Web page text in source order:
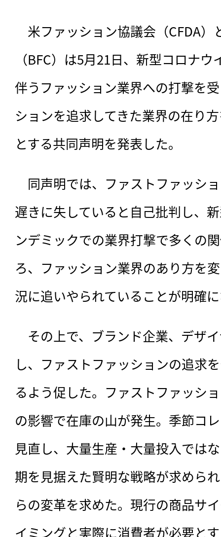
米ファッション協議会（CFDA）
（BFC）は5月21日、新型コロナ
伴うファッション業界への打撃を
ションを追求してきた業界の在り
とする共同声明を発表した。
同声明では、ファストファッシ
遅きに失していると自己批判し、
ンデミックでの業界打撃で多くの
ろ、ファッション業界のあり方を
況に追いやられていることが明確
その上で、ブランド企業、デザ
し、ファストファッションの追求
るよう促した。ファストファッシ
の影響で在庫の山が発生。季節コ
見直し、大量生産・大量投入では
期を見据えた賢明な戦略が求めら
らの変革を求めた。現行の商品サ
イミングと実際に消費者が必要と